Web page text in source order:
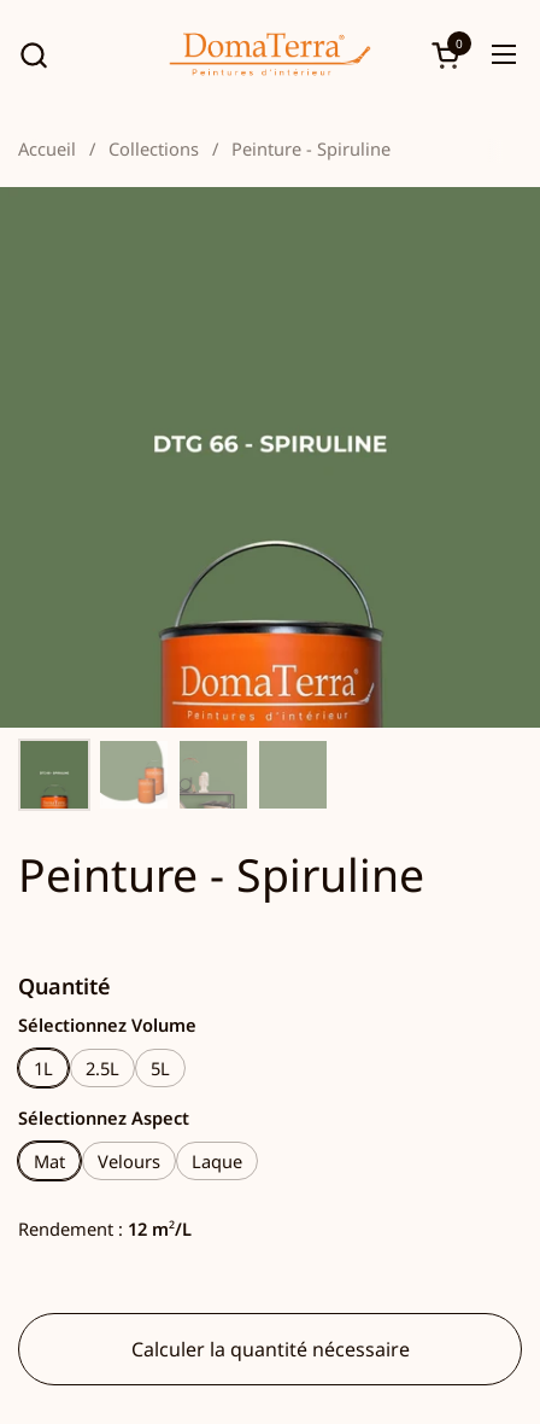
Ouvrir le
0
Accueil / Collections / Peinture - Spiruline
Peinture - Spiruline
Quantité
Sélectionnez Volume
1L
2.5L 5L
Sélectionnez Aspect
Mat
Velours Laque
Rendement : 12 m²/L
Calculer la quantité nécessaire